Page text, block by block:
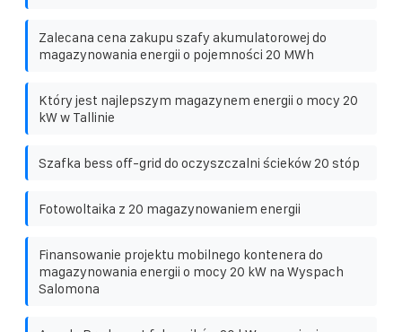
Zalecana cena zakupu szafy akumulatorowej do
magazynowania energii o pojemności 20 MWh
Który jest najlepszym magazynem energii o mocy 20
kW w Tallinie
Szafka bess off-grid do oczyszczalni ścieków 20 stóp
Fotowoltaika z 20 magazynowaniem energii
Finansowanie projektu mobilnego kontenera do
magazynowania energii o mocy 20 kW na Wyspach
Salomona